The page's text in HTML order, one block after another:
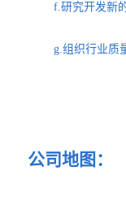
f.研究开发新的
g.组织行业质量
公司地图：